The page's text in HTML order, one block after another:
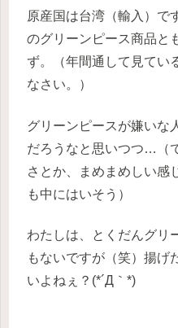
原産国は台湾（輸入）で
のグリーンピース商品と
ず。（年間通して見てい
なさい。）
グリーンピースが嫌いな
だろうなと思いつつ…（
さとか、まめまめしい感
も中にはいそう）
わたしは、とくだんグリ
もないですが（笑）揚
いよねぇ？(*´Д｀*)